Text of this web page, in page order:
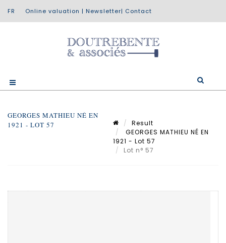
Online valuation | Newsletter| Contact
GEORGES MATHIEU NÉ EN
1921 - LOT 57
Result
GEORGES MATHIEU NÉ EN
1921 - Lot 57
Lot n° 57